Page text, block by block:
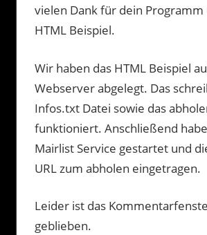
vielen Dank für dein Programm
HTML Beispiel.
Wir haben das HTML Beispiel
Webserver abgelegt. Das
Infos.txt Datei sowie das
funktioniert. Anschließend
Mairlist Service gestartet und
URL zum abholen eingetragen.
Leider ist das
geblieben.